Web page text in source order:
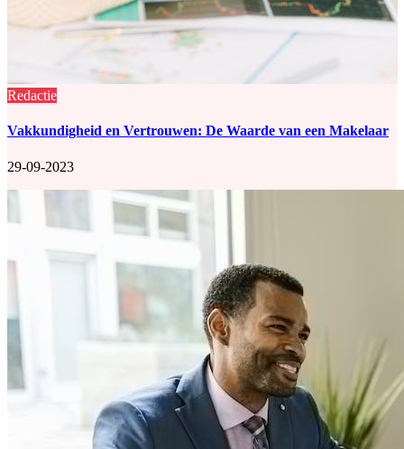
Redactie
Vakkundigheid en Vertrouwen: De Waarde van een Makelaar
29-09-2023